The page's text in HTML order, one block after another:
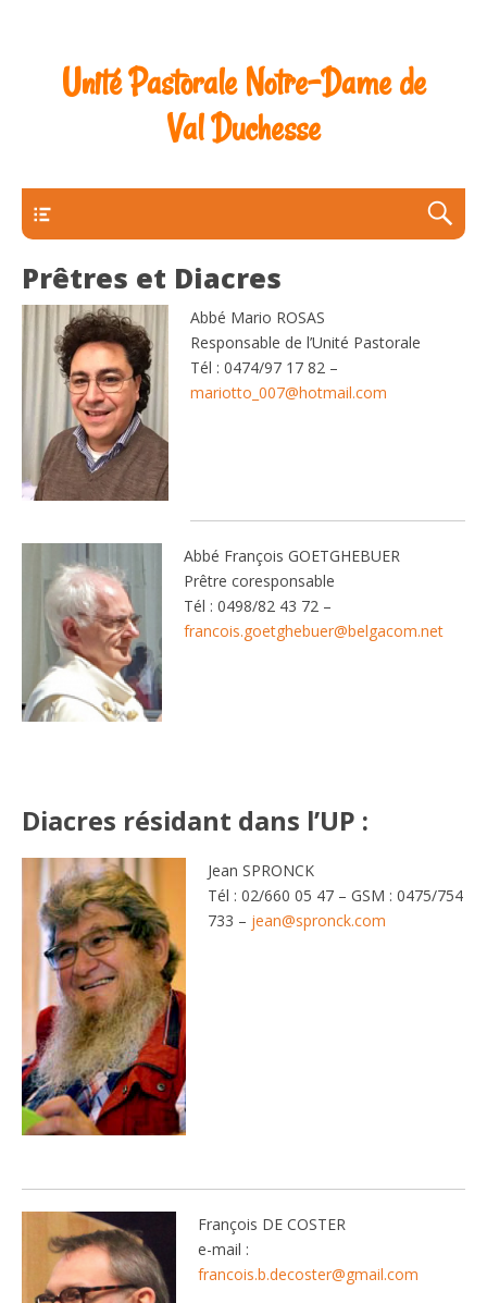
Unité Pastorale Notre-Dame de
Val Duchesse
Prêtres et Diacres
Abbé Mario ROSAS
Responsable de l’Unité Pastorale
Tél : 0474/97 17 82 –
mariotto_007@hotmail.com
Abbé François GOETGHEBUER
Prêtre coresponsable
Tél : 0498/82 43 72 –
francois.goetghebuer@belgacom.net
Diacres résidant dans l’UP :
Jean SPRONCK
Tél : 02/660 05 47 – GSM : 0475/754
733 – jean@spronck.com
François DE COSTER
e-mail :
francois.b.decoster@gmail.com